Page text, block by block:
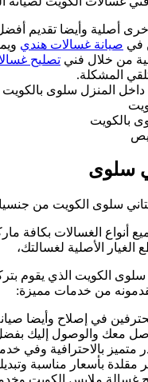
بأخرى أصلية وأيضا تقديم
في صيانة غسالات هندي
من خلال فني تصليح
داخل المنزل سلوى بالكويت
سلوى
سلوى الكويت من
أنواع الغسالات بكافة
الأصلية لغسالتك،
الكويت الذي يقوم
من خدمات مميزة:
في إصلاح وأيضا
معك والوصول إليك
متميز بالاحترافية وفي
مقلدة بأسعار مناسبة